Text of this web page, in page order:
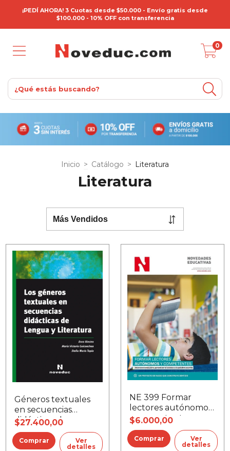
¡PEDÍ AHORA! 3 Cuotas desde $50.000 - Envío gratis desde
$100.000 - 10% OFF con transferencia
0
Inicio > Catálogo > Literatura
Literatura
Géneros textuales
en secuencias
didácticas de
Lengua y Literatura,
Los
$27.400,00
Ver
detalles
NE 399 Formar
lectores autónomos
y competentes
$6.000,00
Ver
detalles